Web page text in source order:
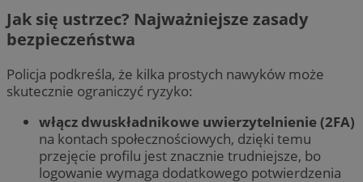
Jak się ustrzec? Najważniejsze zasady
bezpieczeństwa
Policja podkreśla, że kilka prostych nawyków może
skutecznie ograniczyć ryzyko:
włącz dwuskładnikowe uwierzytelnienie (2FA)
na kontach społecznościowych, dzięki temu
przejęcie profilu jest znacznie trudniejsze, bo
logowanie wymaga dodatkowego potwierdzenia